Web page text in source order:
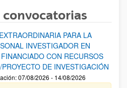
convocatorias
PARA LA
INVESTIGADOR EN
CON RECURSOS
DE INVESTIGACIÓN
07/08/2026 - 14/08/2026